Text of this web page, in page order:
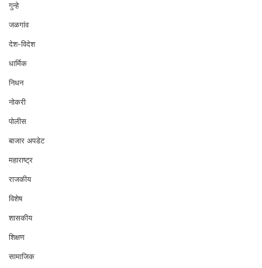
गुन्हे
जळगांव
देश-विदेश
धार्मिक
निधन
नोकरी
पोलीस
बाजार अपडेट
महाराष्ट्र
राजकीय
विशेष
शासकीय
शिक्षण
सामाजिक